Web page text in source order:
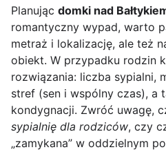
Planując domki nad
romantyczny wypad, warto
metraż i lokalizację, ale też
obiekt. W przypadku rodzin
rozwiązania: liczba sypialni,
stref (sen i wspólny czas), a
kondygnacji. Zwróć uwagę,
sypialnię dla rodziców, czy
„zamykana” w oddzielnym